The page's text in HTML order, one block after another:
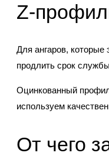
Z-
Для ангаров,
продлить срок
Оцинкованный
используем
От чего